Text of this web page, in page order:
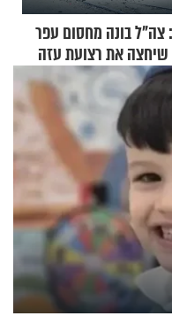
צה"ל בונה מחסום עפר
שיחצה את רצועת עזה